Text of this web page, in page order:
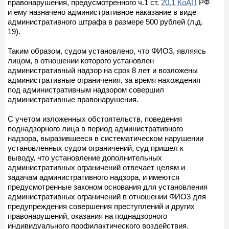
правонарушения, предусмотренного ч.1 ст. 20.1 КоАП РФ
и ему назначено административное наказание в виде
административного штрафа в размере 500 рублей (л.д.
19).
Таким образом, судом установлено, что ФИО3, являясь
лицом, в отношении которого установлен
административный надзор на срок 8 лет и возложены
административные ограничения, за время нахождения
под административным надзором совершил
административные правонарушения.
С учетом изложенных обстоятельств, поведения
поднадзорного лица в период административного
надзора, выразившееся в систематическом нарушении
установленных судом ограничений, суд пришел к
выводу, что установление дополнительных
административных ограничений отвечает целям и
задачам административного надзора, и имеются
предусмотренные законом основания для установления
административных ограничений в отношении ФИО3 для
предупреждения совершения преступлений и других
правонарушений, оказания на поднадзорного
индивидуального профилактического воздействия.